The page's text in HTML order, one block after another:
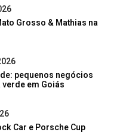
Grosso & Mathias na
pequenos negócios
em Goiás
Car e Porsche Cup